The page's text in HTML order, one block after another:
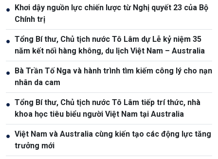
● Khơi dậy nguồn lực chiến lược từ Nghị quyết 23 của Bộ
Chính trị
● Tổng Bí thư, Chủ tịch nước Tô Lâm dự Lễ kỷ niệm 35
năm kết nối hàng không, du lịch Việt Nam – Australia
● Bà Trần Tố Nga và hành trình tìm kiếm công lý cho nạn
nhân da cam
● Tổng Bí thư, Chủ tịch nước Tô Lâm tiếp trí thức, nhà
khoa học tiêu biểu người Việt Nam tại Australia
● Việt Nam và Australia cùng kiến tạo các động lực tăng
trưởng mới